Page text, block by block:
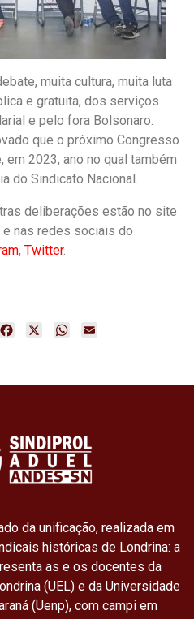
muita cultura, muita luta
e gratuita, dos serviços
e pelo fora Bolsonaro.
que o próximo Congresso
em 2023, ano no qual também
do Sindicato Nacional.
deliberações estão no site
e nas redes sociais do
, Twitter.
k
p
da unificação, realizada em
históricas de Londrina: a
as e os docentes da
(UEL) e da Universidade
(Uenp), com campi em